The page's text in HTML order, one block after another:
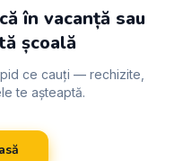
în vacanță sau
școală
ce cauți — rechizite,
te așteaptă.